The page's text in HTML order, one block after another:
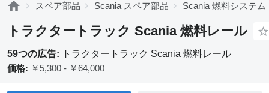
スペア部品 Scania スペア部品 Scania 燃料システム
トラクタートラック Scania 燃料レール
59つの広告:
トラクタートラック Scania 燃料レール
価格: ￥5,300 - ￥64,000